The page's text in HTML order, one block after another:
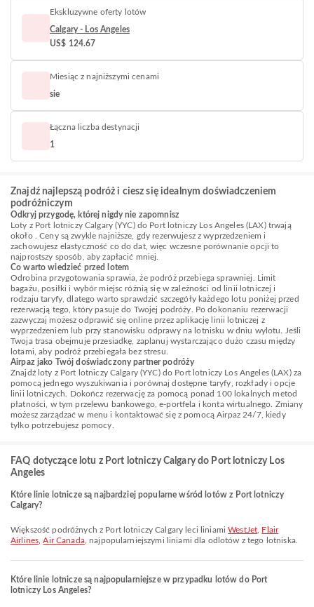
Ekskluzywne oferty lotów
Calgary - Los Angeles
US$ 124.67
Miesiąc z najniższymi cenami
sie
Łączna liczba destynacji
1
Znajdź najlepszą podróż i ciesz się idealnym doświadczeniem
podróżniczym
Odkryj przygodę, której nigdy nie zapomnisz
Loty z Port lotniczy Calgary (YYC) do Port lotniczy Los Angeles (LAX) trwają
około . Ceny są zwykle najniższe, gdy rezerwujesz z wyprzedzeniem i
zachowujesz elastyczność co do dat, więc wczesne porównanie opcji to
najprostszy sposób, aby zapłacić mniej.
Co warto wiedzieć przed lotem
Odrobina przygotowania sprawia, że podróż przebiega sprawniej. Limit
bagażu, posiłki i wybór miejsc różnią się w zależności od linii lotniczej i
rodzaju taryfy, dlatego warto sprawdzić szczegóły każdego lotu poniżej przed
rezerwacją tego, który pasuje do Twojej podróży. Po dokonaniu rezerwacji
zazwyczaj możesz odprawić się online przez aplikację linii lotniczej z
wyprzedzeniem lub przy stanowisku odprawy na lotnisku w dniu wylotu. Jeśli
Twoja trasa obejmuje przesiadkę, zaplanuj wystarczająco dużo czasu między
lotami, aby podróż przebiegała bez stresu.
Airpaz jako Twój doświadczony partner podróży
Znajdź loty z Port lotniczy Calgary (YYC) do Port lotniczy Los Angeles (LAX) za
pomocą jednego wyszukiwania i porównaj dostępne taryfy, rozkłady i opcje
linii lotniczych. Dokończ rezerwację za pomocą ponad 100 lokalnych metod
płatności, w tym przelewu bankowego, e-portfela i konta wirtualnego. Zmiany
możesz zarządzać w menu i kontaktować się z pomocą Airpaz 24/7, kiedy
tylko potrzebujesz pomocy.
FAQ dotyczące lotu z Port lotniczy Calgary do Port lotniczy Los
Angeles
Które linie lotnicze są najbardziej popularne wśród lotów z Port lotniczy
Calgary?
Większość podróżnych z Port lotniczy Calgary leci liniamiWestJet Flair
Airlines ,Air Canada, najpopularniejszymi liniami dla odlotów z tego lotniska.
Które linie lotnicze są najpopularniejsze w przypadku lotów do Port
lotniczy Los Angeles?